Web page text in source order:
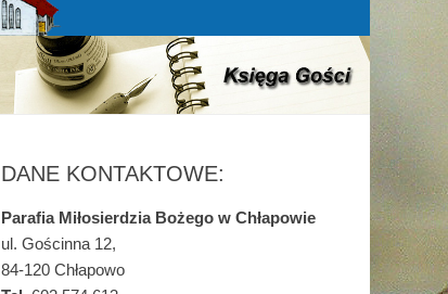
DANE KONTAKTOWE:
Parafia Miłosierdzia Bożego w Chłapowie
ul. Gościnna 12,
84-120 Chłapowo